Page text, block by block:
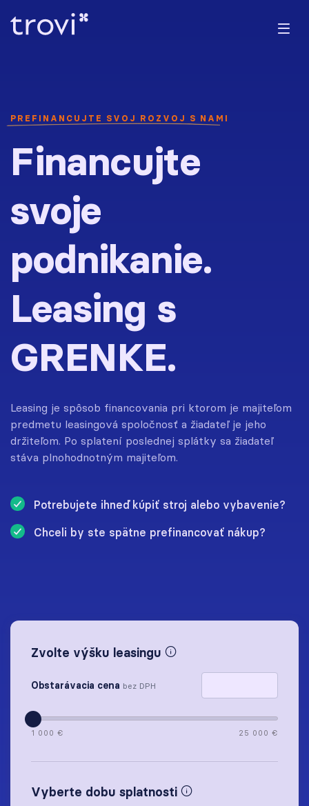
PREFINANCUJTE SVOJ ROZVOJ S NAMI
Financujte
svoje
podnikanie.
Leasing s
GRENKE.
Leasing je spôsob financovania pri ktorom je majiteľom
predmetu leasingová spoločnosť a žiadateľ je jeho
držiteľom. Po splatení poslednej splátky sa žiadateľ
stáva plnohodnotným majiteľom.
Potrebujete ihneď kúpiť stroj alebo vybavenie?
Chceli by ste spätne prefinancovať nákup?
Zvolte výšku leasingu
Obstarávacia cena bez DPH
1 000 € 25 000 €
Vyberte dobu splatnosti